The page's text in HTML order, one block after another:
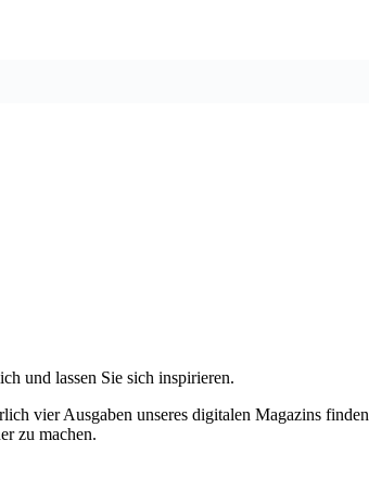
und lassen Sie sich inspirieren.
vier Ausgaben unseres digitalen Magazins finden
zu machen.